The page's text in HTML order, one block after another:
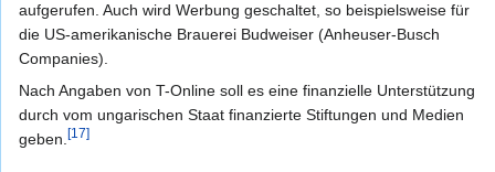
aufgerufen. Auch wird Werbung geschaltet, so beispielsweise für
die US-amerikanische Brauerei Budweiser (Anheuser-Busch
Companies).
Nach Angaben von T-Online soll es eine finanzielle Unterstützung
durch vom ungarischen Staat finanzierte Stiftungen und Medien
geben. [17]